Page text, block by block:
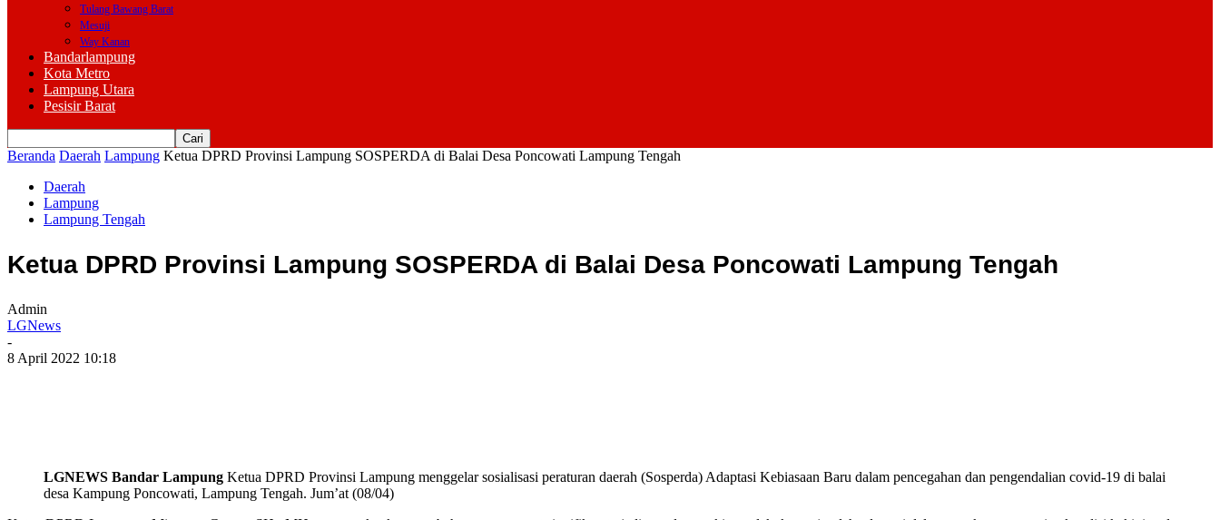
Tulang Bawang Barat
Mesuji
Way Kanan
Bandarlampung
Kota Metro
Lampung Utara
Pesisir Barat
Beranda Daerah Lampung Ketua DPRD Provinsi Lampung SOSPERDA di Balai Desa Poncowati Lampung Tengah
Daerah
Lampung
Lampung Tengah
Ketua DPRD Provinsi Lampung SOSPERDA di Balai Desa Poncowati Lampung Tengah
Admin
LGNews
-
8 April 2022 10:18
LGNEWS Bandar Lampung Ketua DPRD Provinsi Lampung menggelar sosialisasi peraturan daerah (Sosperda) Adaptasi Kebiasaan Baru dalam pencegahan dan pengendalian covid-19 di balai
desa Kampung Poncowati, Lampung Tengah. Jum’at (08/04)